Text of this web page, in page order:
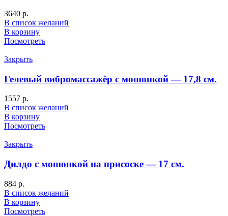
3640 р.
В список желаний
В корзину
Посмотреть
Закрыть
Гелевый вибромассажёр с мошонкой — 17,8 см.
1557 р.
В список желаний
В корзину
Посмотреть
Закрыть
Дилдо с мошонкой на присоске — 17 см.
884 р.
В список желаний
В корзину
Посмотреть